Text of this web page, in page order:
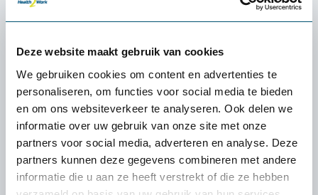
Deze website maakt gebruik van cookies
We gebruiken cookies om content en advertenties te
personaliseren, om functies voor social media te bieden
en om ons websiteverkeer te analyseren. Ook delen we
informatie over uw gebruik van onze site met onze
partners voor social media, adverteren en analyse. Deze
partners kunnen deze gegevens combineren met andere
informatie die u aan ze heeft verstrekt of die ze hebben